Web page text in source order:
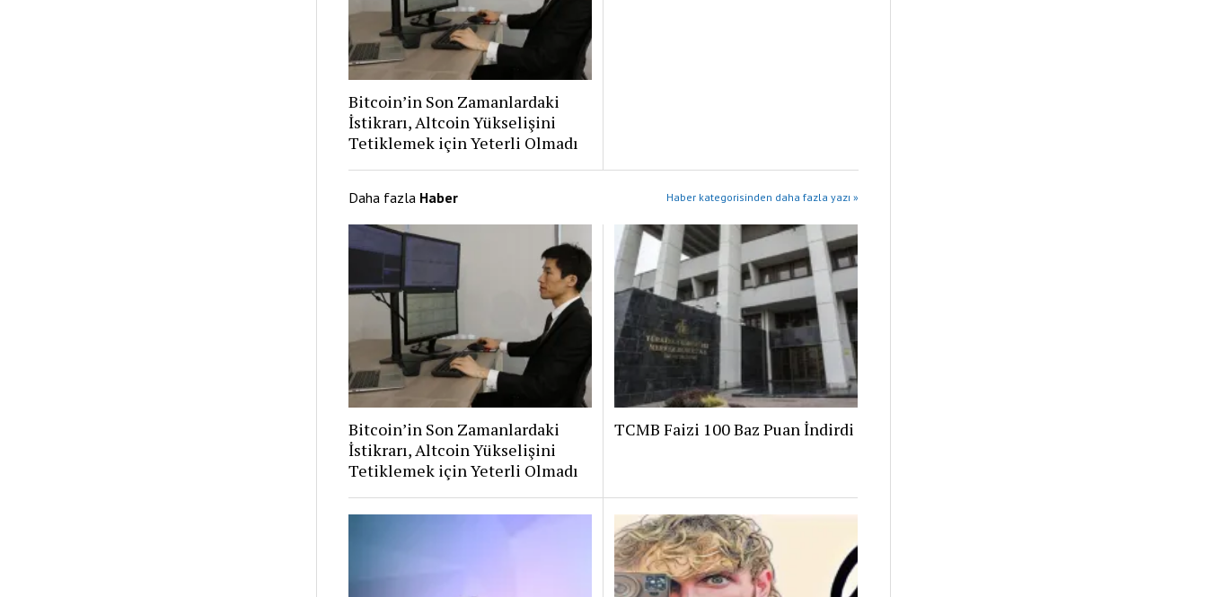
Bitcoin’in Son Zamanlardaki
İstikrarı, Altcoin Yükselişini
Tetiklemek için Yeterli Olmadı
Daha fazla Haber Haber kategorisinden daha fazla yazı »
Bitcoin’in Son Zamanlardaki
İstikrarı, Altcoin Yükselişini
Tetiklemek için Yeterli Olmadı
TCMB Faizi 100 Baz Puan İndirdi